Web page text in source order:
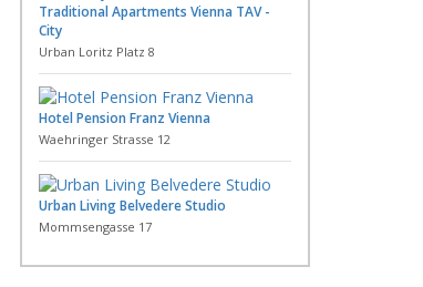
Traditional Apartments Vienna TAV -
City
Urban Loritz Platz 8
Hotel Pension Franz Vienna
Waehringer Strasse 12
Urban Living Belvedere Studio
Mommsengasse 17